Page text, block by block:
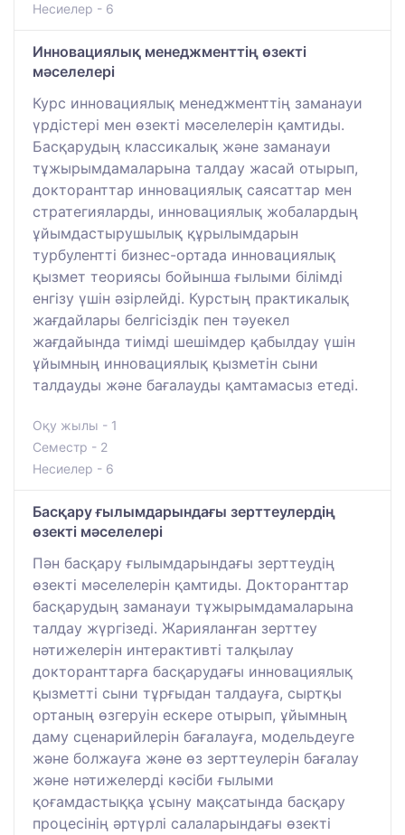
Несиелер - 6
Инновациялық менеджменттің өзекті
мәселелері
Курс инновациялық менеджменттің заманауи
үрдістері мен өзекті мәселелерін қамтиды.
Басқарудың классикалық және заманауи
тұжырымдамаларына талдау жасай отырып,
докторанттар инновациялық саясаттар мен
стратегияларды, инновациялық жобалардың
ұйымдастырушылық құрылымдарын
турбулентті бизнес-ортада инновациялық
қызмет теориясы бойынша ғылыми білімді
енгізу үшін әзірлейді. Курстың практикалық
жағдайлары белгісіздік пен тәуекел
жағдайында тиімді шешімдер қабылдау үшін
ұйымның инновациялық қызметін сыни
талдауды және бағалауды қамтамасыз етеді.
Оқу жылы - 1
Семестр - 2
Несиелер - 6
Басқару ғылымдарындағы зерттеулердің
өзекті мәселелері
Пән басқару ғылымдарындағы зерттеудің
өзекті мәселелерін қамтиды. Докторанттар
басқарудың заманауи тұжырымдамаларына
талдау жүргізеді. Жарияланған зерттеу
нәтижелерін интерактивті талқылау
докторанттарға басқарудағы инновациялық
қызметті сыни тұрғыдан талдауға, сыртқы
ортаның өзгеруін ескере отырып, ұйымның
даму сценарийлерін бағалауға, модельдеуге
және болжауға және өз зерттеулерін бағалау
және нәтижелерді кәсіби ғылыми
қоғамдастыққа ұсыну мақсатында басқару
процесінің әртүрлі салаларындағы өзекті